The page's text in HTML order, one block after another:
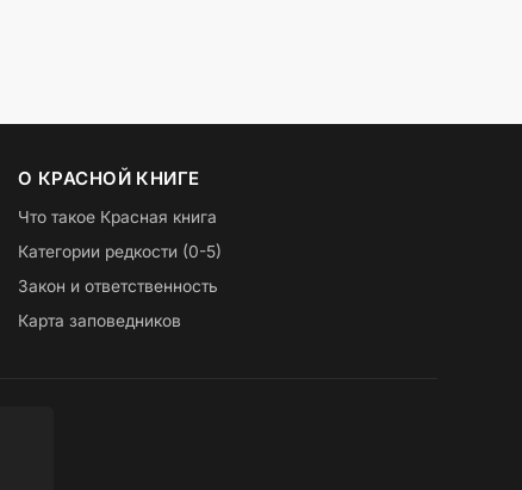
О КРАСНОЙ КНИГЕ
Что такое Красная книга
Категории редкости (0-5)
Закон и ответственность
Карта заповедников